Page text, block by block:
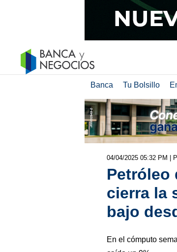
Banca Tu Bolsillo
04/04/2025 05:32 PM |
Petróleo
cierra la
bajo
En el cómputo